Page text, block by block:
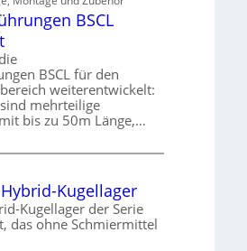
BSCL
BSCL für den
weiterentwickelt:
mehrteilige
bis zu 50m Länge,…
Kugellager
Kugellager der Serie
das ohne Schmiermittel